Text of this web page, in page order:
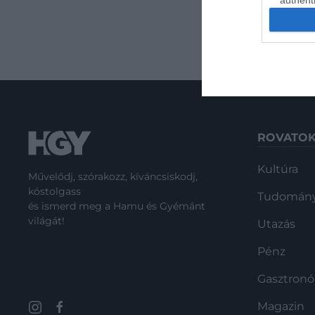
a…
Művelődj, szórakozz, kíváncsiskodj,
kóstolgass
és ismerd meg a Hamu és Gyémánt
világát!
Kultúra
Utazás
Pénz
Magazin